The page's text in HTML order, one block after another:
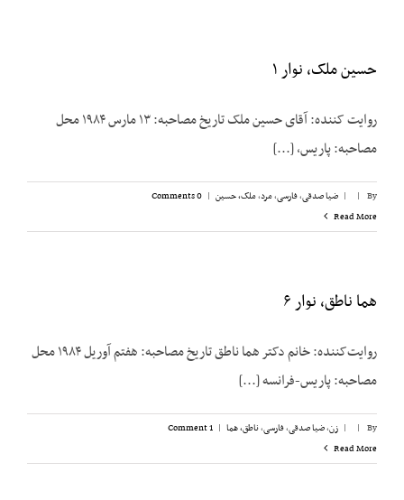
حسین ملک، نوار ۱
روایت کننده: آقای حسین ملک تاریخ مصاحبه: ۱۳ مارس ۱۹۸۴ محل
مصاحبه: پاریس، [...]
By
|
| ضیا صدقی,فارسی,مرد,ملک،‌ حسین |
0 Comments
Read More
هما ناطق،‌ نوار ۶
روایت‌کننده: خانم دکتر هما ناطق تاریخ مصاحبه: هفتم آوریل ۱۹۸۴ محل
مصاحبه: پاریس-فرانسه [...]
By
|
| زن,ضیا صدقی,فارسی,ناطق، هما |
1 Comment
Read More